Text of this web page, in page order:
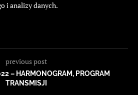
i analizy danych.
previous post
– HARMONOGRAM, PROGRAM
TRANSMISJI